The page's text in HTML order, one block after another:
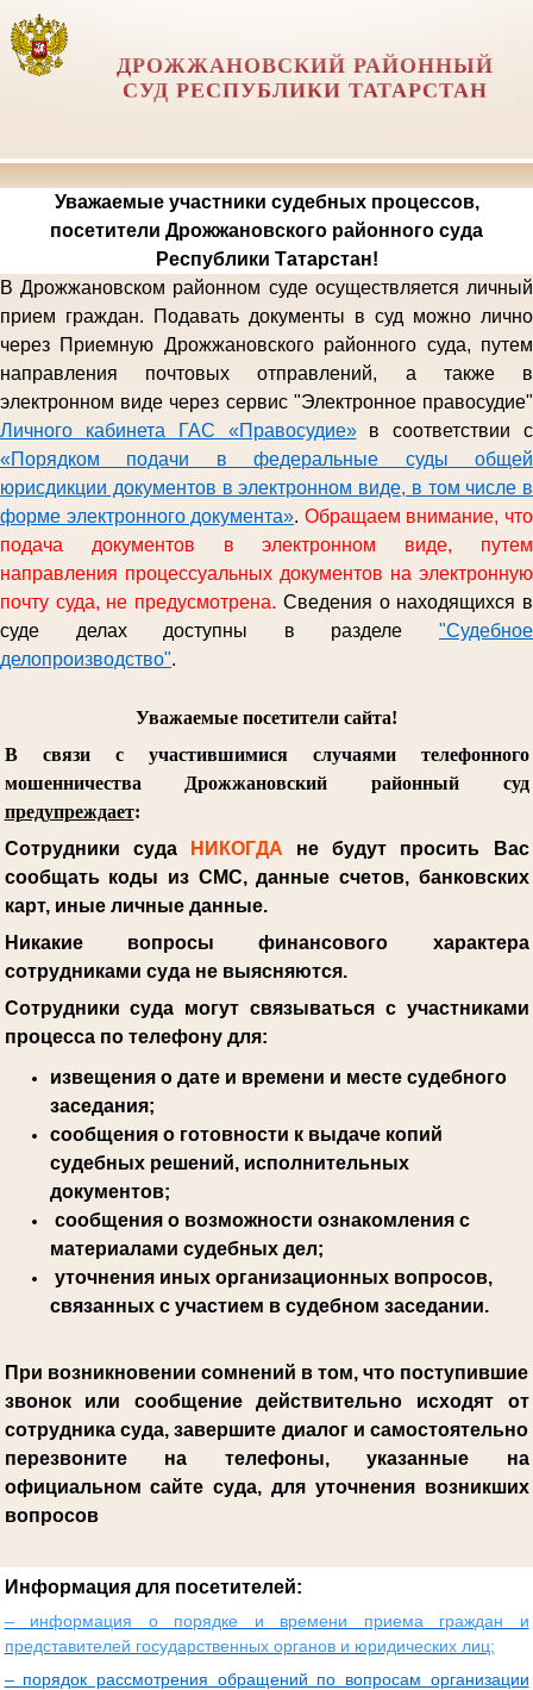
ДРОЖЖАНОВСКИЙ РАЙОННЫЙ
СУД РЕСПУБЛИКИ ТАТАРСТАН
Уважаемые участники судебных процессов,
посетители Дрожжановского районного суда
Республики Татарстан!
В Дрожжановском районном суде осуществляется личный
прием граждан. Подавать документы в суд можно лично
через Приемную Дрожжановского районного суда, путем
направления почтовых отправлений, а также в
электронном виде через сервис "Электронное правосудие"
Личного кабинета ГАС «Правосудие»в соответствии с
«Порядком подачи в федеральные суды общей
юрисдикции документов в электронном виде, в том числе в
форме электронного документа». Обращаем внимание, что
подача документов в электронном виде, путем
направления процессуальных документов на электронную
почту суда, не предусмотрена. Сведения о находящихся в
суде делах доступны в разделе "Судебное
делопроизводство".
Уважаемые посетители сайта!
В связи с участившимися случаями телефонного
мошенничества Дрожжановский районный суд
предупреждает:
Сотрудники суда
НИКОГДА не будут просить Вас
сообщать коды из СМС, данные счетов, банковских
карт, иные личные данные.
Никакие вопросы финансового характера
сотрудниками суда не выясняются.
Сотрудники суда могут связываться с участниками
процесса по телефону для:
извещения о дате и времени и месте судебного
заседания;
сообщения о готовности к выдаче копий
судебных решений, исполнительных
документов;
сообщения о возможности ознакомления с
материалами судебных дел;
уточнения иных организационных вопросов,
связанных с участием в судебном заседании.
При возникновении сомнений в том, что поступившие
звонок или сообщение действительно исходят от
сотрудника суда, завершите диалог и самостоятельно
перезвоните на телефоны, указанные на
официальном сайте суда, для уточнения возникших
вопросов
Информация для посетителей:
– информация о порядке и времени приема граждан и
представителей государственных органов и юридических лиц;
– порядок рассмотрения обращений по вопросам организации